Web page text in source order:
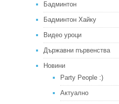
Бадминтон
Бадминтон Хайку
Видео уроци
Държавни първенства
Новини
Party People :)
Актуално